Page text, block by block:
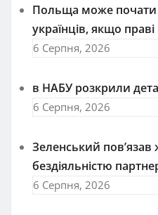
Польща може почати
українців, якщо
6 Серпня, 2026
в НАБУ розкрили
6 Серпня, 2026
Зеленський пов’язав
бездіяльністю
6 Серпня, 2026